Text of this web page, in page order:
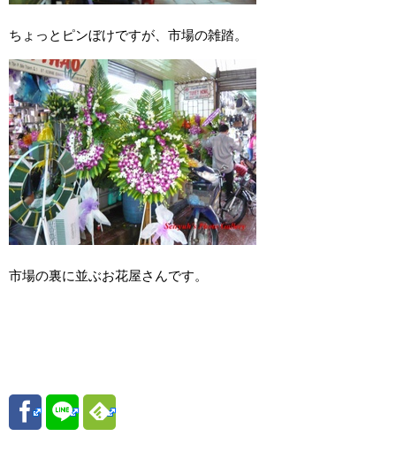
ちょっとピンぼけですが、市場の雑踏。
市場の裏に並ぶお花屋さんです。